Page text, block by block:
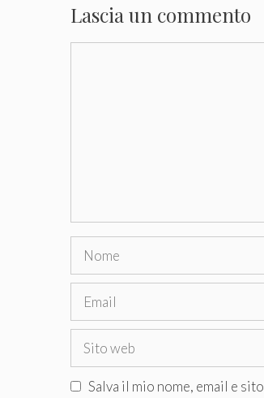
Lascia un commento
Nome
Email
Sito
Salva il mio nome, email e